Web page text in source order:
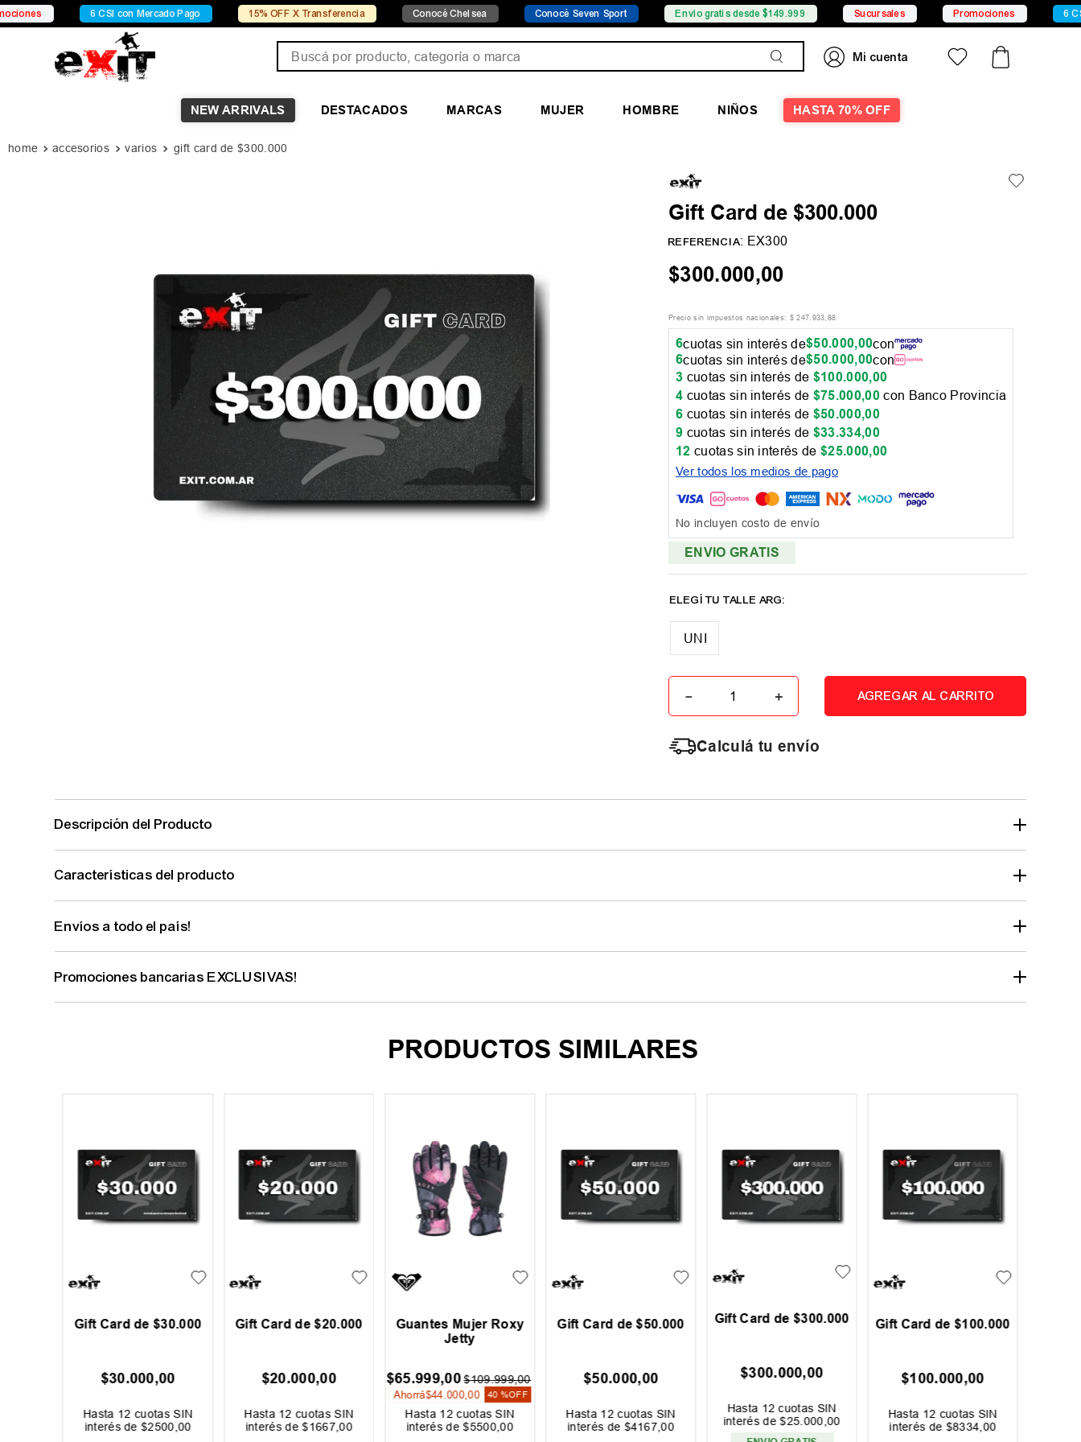
6 CSI con Mercado Pago 15% OFF X Transferencia Conocé Chelsea Conocé Seven Sport Envío gratis desde $149.999 Sucursales Promociones 6 CSI con
NEW ARRIVALS DESTACADOS MARCAS MUJER HOMBRE NIÑOS HASTA 70% OFF
accesorios varios gift card de $300.000
Gift Card de $300.000
REFERENCIA: EX300
$300.000,00
Precio sin impuestos nacionales: $ 247.933,88
6cuotas sin interés de$50.000,00con
6cuotas sin interés de$50.000,00con
3 cuotas sin interés de $100.000,00
4 cuotas sin interés de $75.000,00 con Banco Provincia
6 cuotas sin interés de $50.000,00
9 cuotas sin interés de $33.334,00
12 cuotas sin interés de$25.000,00
Ver todos los medios de pago
No incluyen costo de envío
ENVIO GRATIS
UNI
＋
－ AGREGAR AL CARRITO
Calculá tu envío
Descripción del Producto
Características del producto
Envíos a todo el país!
Promociones bancarias EXCLUSIVAS!
PRODUCTOS SIMILARES
Gift Card de $30.000
$30.000,00
Hasta 12 cuotas SIN
interés de$2500 ,00
Gift Card de $20.000
$20.000,00
Hasta 12 cuotas SIN
interés de$1667 ,00
Guantes Mujer Roxy
Jetty
$65.999,00 $109.999,00
Ahorrá$44 .000,00 40 %OFF
Hasta 12 cuotas SIN
interés de$5500 ,00
Gift Card de $50.000
$50.000,00
Hasta 12 cuotas SIN
interés de $4167 ,00
Gift Card de $300.000
$300.000,00
Hasta 12 cuotas SIN
interés de$25 000 ,00
Gift Card de $100.000
$100.000,00
Hasta 12 cuotas SIN
interés de$8334 ,00